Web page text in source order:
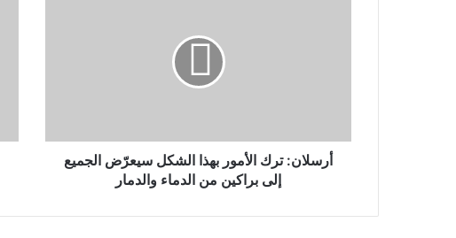
أرسلان: ترك الأمور بهذا الشكل سيعرّض الجميع
إلى براكين من الدماء والدمار